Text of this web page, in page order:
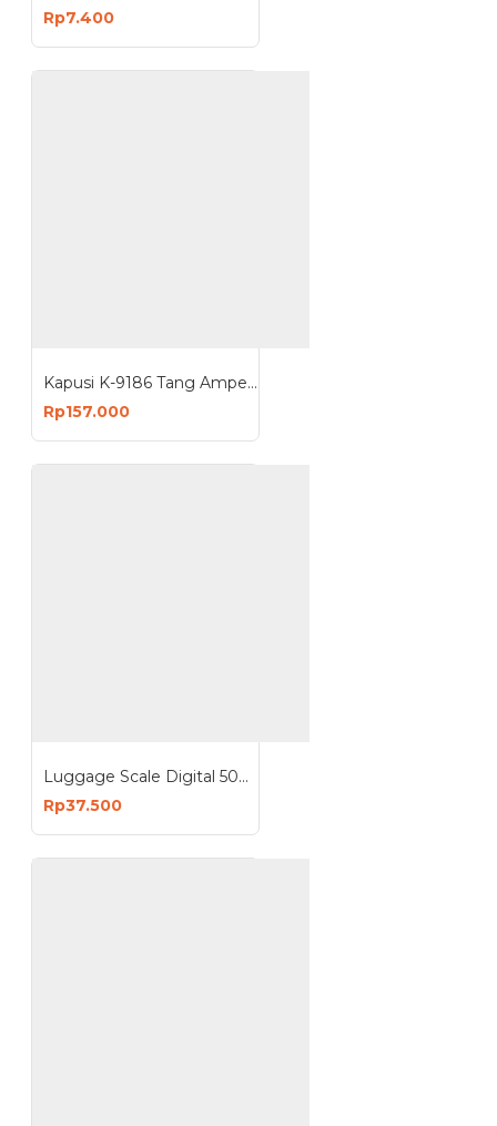
Rp7.400
Kapusi K-9186 Tang Ampere Kecil Digital Clamp Multimeter
Rp157.000
Luggage Scale Digital 50Kg - Timbangan Koper Portable
Rp37.500